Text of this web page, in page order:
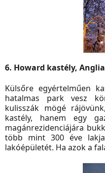
6. Howard kastély, Anglia
Külsőre egyértelműen
hatalmas park vesz
kulisszák mögé
kastély, hanem egy
magánrezidenciájára
több mint 300 éve lakja
lakóépületét. Ha azok a